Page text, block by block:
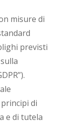
misure di
previsti
di
e di tutela